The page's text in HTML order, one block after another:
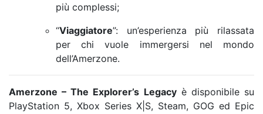
più complessi;
“Viaggiatore”: un’esperienza più rilassata
per chi vuole immergersi nel mondo
dell’Amerzone.
Amerzone – The Explorer’s Legacyè disponibile su
PlayStation 5, Xbox Series X|S, Steam, GOG ed Epic